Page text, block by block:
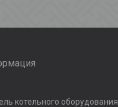
котельного оборудования